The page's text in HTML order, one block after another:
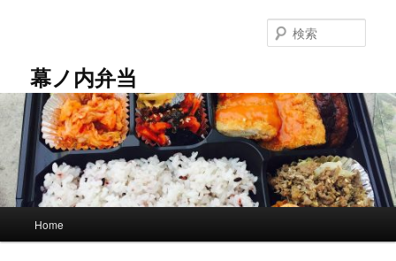
テ
ン
へ
移
動
幕ノ内弁当
索
Home